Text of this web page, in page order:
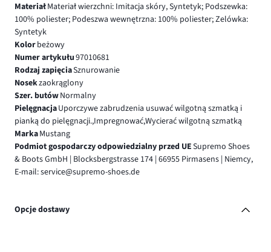
MateriałMateriał wierzchni: Imitacja skóry, Syntetyk; Podszewka:
100% poliester; Podeszwa wewnętrzna: 100% poliester; Zelówka:
Syntetyk
Kolorbeżowy
Numer artykułu97010681
Rodzaj zapięciaSznurowanie
Nosekzaokrąglony
Szer. butówNormalny
PielęgnacjaUporczywe zabrudzenia usuwać wilgotną szmatką i
pianką do pielęgnacji.,Impregnować,Wycierać wilgotną szmatką
MarkaMustang
Podmiot gospodarczy odpowiedzialny przed UESupremo Shoes
& Boots GmbH | Blocksbergstrasse 174 | 66955 Pirmasens | Niemcy,
E-mail: service@supremo-shoes.de
Opcje dostawy